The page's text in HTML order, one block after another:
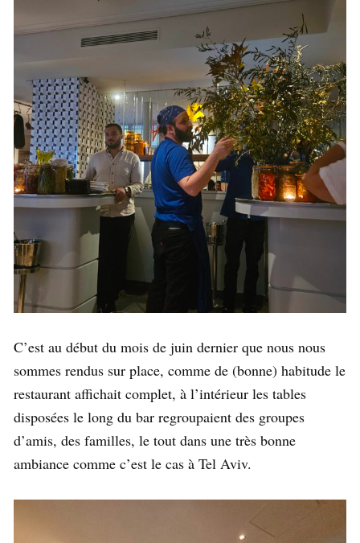
C’est au début du mois de juin dernier que nous nous
sommes rendus sur place, comme de (bonne) habitude le
restaurant affichait complet, à l’intérieur les tables
disposées le long du bar regroupaient des groupes
d’amis, des familles, le tout dans une très bonne
ambiance comme c’est le cas à Tel Aviv.